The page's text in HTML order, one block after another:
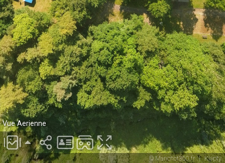
© Manchot360.fr | Klapty
Vue Aerienne